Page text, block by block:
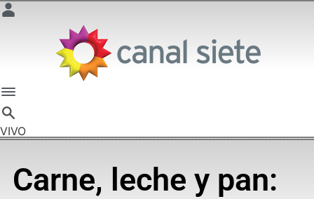
VIVO
Carne, leche y pan: